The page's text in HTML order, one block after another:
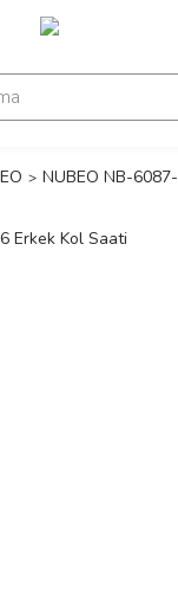
Geri Dön
Geri Dön
NUBEO NB-